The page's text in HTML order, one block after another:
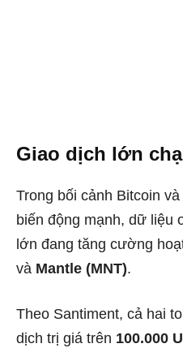
Giao dịch lớn
Trong bối cảnh Bitcoin
biến động mạnh, dữ liệu
lớn đang tăng cường
và Mantle (MNT).
Theo Santiment, cả hai
dịch trị giá trên 100.000